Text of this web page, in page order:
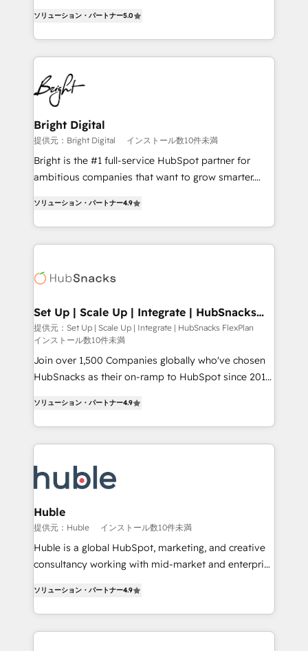
implementations for mid-market & enterprise
companies. We are woman-owned, powered by
coffee, and we ❤️ dogs. We produce award-winning
work for our clients. 🏆2023 Technical Expertise
Impact Award 🏆2022 Technical Expertise Impact
Award 🏆2022 Platform Migration Excellence Impact
Award 🏆2020 Elite Solutions Partner 🏆2019
Integrations HubSpot Impact Award 🏆2019
Marketing Enablement HubSpot Impact Award 🏆
2018 Website Design HubSpot Impact Award 🏆2017
Growth-Driven Design Agency of the Year 🏆2016
Sales Enablement HubSpot Impact Award 🏆2015
HubSpot COS Performance Award 🏆2014 HubSpot
COS Design Award 🏆2013 HubSpot Marketplace
Partner 📆Founded in 1997
ソリューション・パートナー5.0
Bright Digital
提供元：Bright Digital インストール数10件未満
Bright is the #1 full-service HubSpot partner for
ambitious companies that want to grow smarter.
developing a new website to lead generation and
digital marketing; we do it all (and with great
results)! In short, our services include: - HubSpot
HubSpot development: websites, custom modules,
marketing, advertising, campaigns, content and
design We connect people, data and technology to
improve customer experiences. With our bright
people, exciting ideas and can-do mentality, we
ensure revenue growth on a daily basis. So tell us
team of 100+ experts is ready for you! Driving digital
growth | www.brightdigital.com
ソリューション・パートナー4.9
Set Up | Scale Up | Integrate | HubSnacks
FlexPlan
提供元：Set Up | Scale Up | Integrate | HubSnacks FlexPlan
インストール数10件未満
Join over 1,500 Companies globally who've chosen
HubSnacks as their on-ramp to HubSpot since 2014
1️⃣ Set Up | Onboarding New or Check-fixing existing
HubSpot portals 2️⃣ Scale Up | 100% HubSpot Task
Execution... Global 24/7 ... All Experts 3️⃣ Integrate |
Slash months from your API Integration project... ⬅️
Click "Contact Business" ⬅️ to access 150+ Kickstart
Integration templates that put HubSpot in the center
of your tech stack, syncing... 🛍️ Shopify or
WooCommerce 💲 Stripe or Paypal 💰 Sage or
Netsuite 🤖 Google or Microsoft ✍️ DocuSign or
the rare Advanced "Custom Integrations"
Accreditation, securely sync data across... 🔄 any
ソリューション・パートナー4.9
Huble
提供元：Huble インストール数10件未満
Huble is a global HubSpot, marketing, and creative
consultancy working with mid-market and enterprise
the strategy, processes, and teams that turn
HubSpot into a genuine growth engine. Named
HubSpot's Global Partner of the Year in 2024,
ソリューション・パートナー4.9